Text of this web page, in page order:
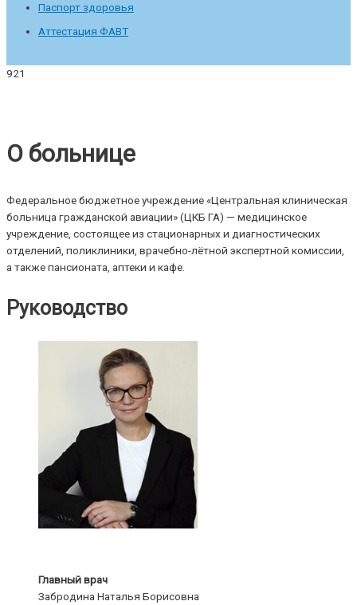
Паспорт здоровья
Аттестация ФАВТ
О больнице
Федеральное бюджетное учреждение «Центральная клиническая
больница гражданской авиации» (ЦКБ ГА) — медицинское
учреждение, состоящее из стационарных и диагностических
отделений, поликлиники, врачебно-лётной экспертной комиссии,
а также пансионата, аптеки и кафе.
Руководство
Главный врач
Забродина Наталья Борисовна